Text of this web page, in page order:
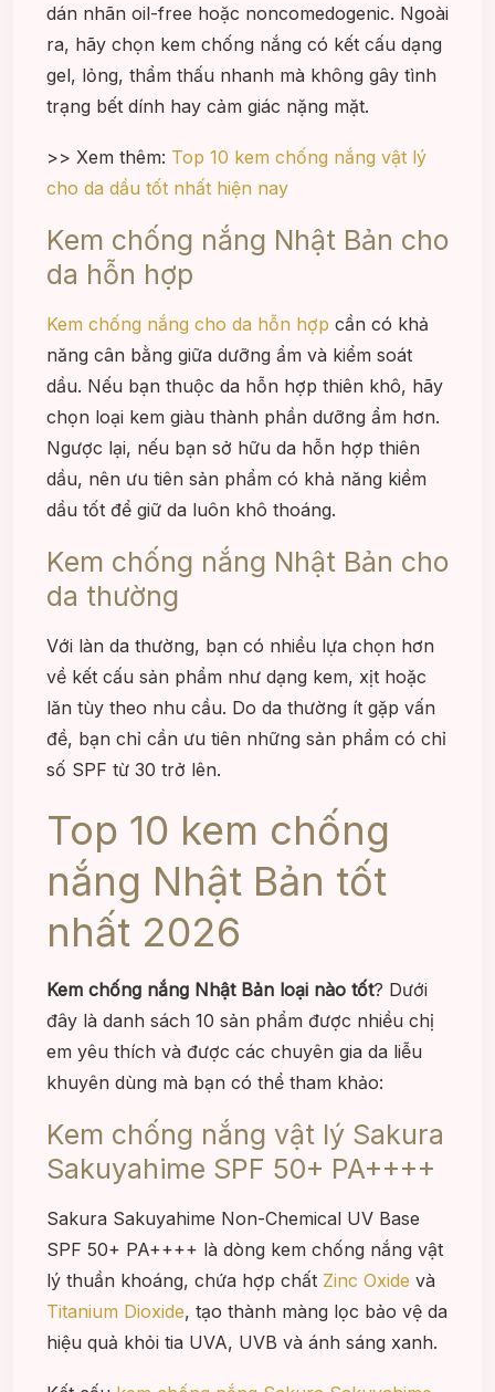
dán nhãn oil-free hoặc noncomedogenic. Ngoài
ra, hãy chọn kem chống nắng có kết cấu dạng
gel, lỏng, thẩm thấu nhanh mà không gây tình
trạng bết dính hay cảm giác nặng mặt.
>> Xem thêm: Top 10 kem chống nắng vật lý
cho da dầu tốt nhất hiện nay
Kem chống nắng Nhật Bản cho
da hỗn hợp
Kem chống nắng cho da hỗn hợp cần có khả
năng cân bằng giữa dưỡng ẩm và kiểm soát
dầu. Nếu bạn thuộc da hỗn hợp thiên khô, hãy
chọn loại kem giàu thành phần dưỡng ẩm hơn.
Ngược lại, nếu bạn sở hữu da hỗn hợp thiên
dầu, nên ưu tiên sản phẩm có khả năng kiềm
dầu tốt để giữ da luôn khô thoáng.
Kem chống nắng Nhật Bản cho
da thường
Với làn da thường, bạn có nhiều lựa chọn hơn
về kết cấu sản phẩm như dạng kem, xịt hoặc
lăn tùy theo nhu cầu. Do da thường ít gặp vấn
đề, bạn chỉ cần ưu tiên những sản phẩm có chỉ
số SPF từ 30 trở lên.
Top 10 kem chống
nắng Nhật Bản tốt
nhất 2026
Kem chống nắng Nhật Bản loại nào tốt? Dưới
đây là danh sách 10 sản phẩm được nhiều chị
em yêu thích và được các chuyên gia da liễu
khuyên dùng mà bạn có thể tham khảo:
Kem chống nắng vật lý Sakura
Sakuyahime SPF 50+ PA++++
Sakura Sakuyahime Non-Chemical UV Base
SPF 50+ PA++++ là dòng kem chống nắng vật
lý thuần khoáng, chứa hợp chất Zinc Oxide và
Titanium Dioxide, tạo thành màng lọc bảo vệ da
hiệu quả khỏi tia UVA, UVB và ánh sáng xanh.